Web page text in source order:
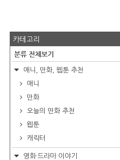
카테고리
분류 전체보기
애니, 만화, 웹툰 추천
애니
만화
오늘의 만화 추천
웹툰
캐릭터
영화·드라마 이야기